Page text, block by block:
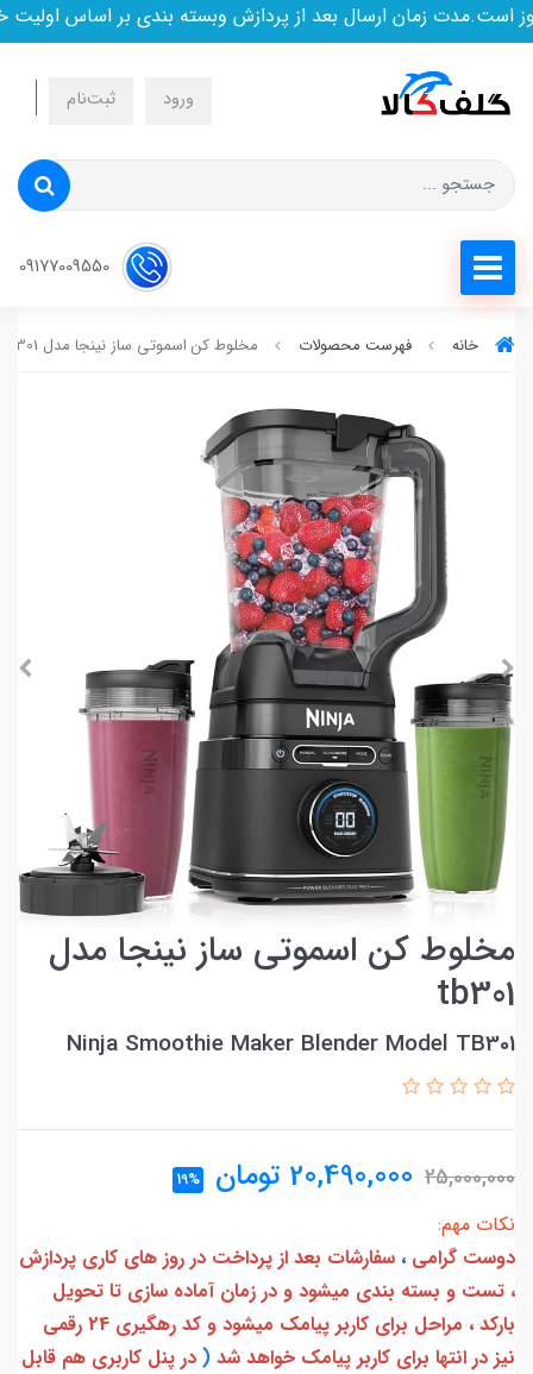
زمان ارسال بعد از پردازش وبسته بندی بر اساس اولیت
ورود ثبت‌نام
خانه فهرست محصولات مخلوط کن اسموتی ساز نینجا مدل tb301
مخلوط کن اسموتی ساز نینجا مدل
tb301
Ninja Smoothie Maker Blender Model TB301
25,000,000
20,490,000 تومان 19%
نکات مهم:
دوست گرامی ، سفارشات بعد از پرداخت در روز های کاری پردازش
، تست و بسته بندی میشود و در زمان آماده سازی تا تحویل
بارکد ، مراحل برای کاربر پیامک میشود و کد رهگیری 24 رقمی
نیز در انتها برای کاربر پیامک خواهد شد ( در پنل کاربری هم قابل